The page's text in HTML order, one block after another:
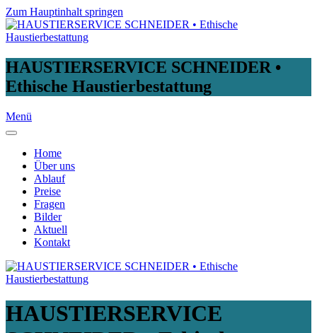
Zum Hauptinhalt springen
HAUSTIERSERVICE SCHNEIDER •
Ethische Haustierbestattung
Menü
Home
Über uns
Ablauf
Preise
Fragen
Bilder
Aktuell
Kontakt
HAUSTIERSERVICE